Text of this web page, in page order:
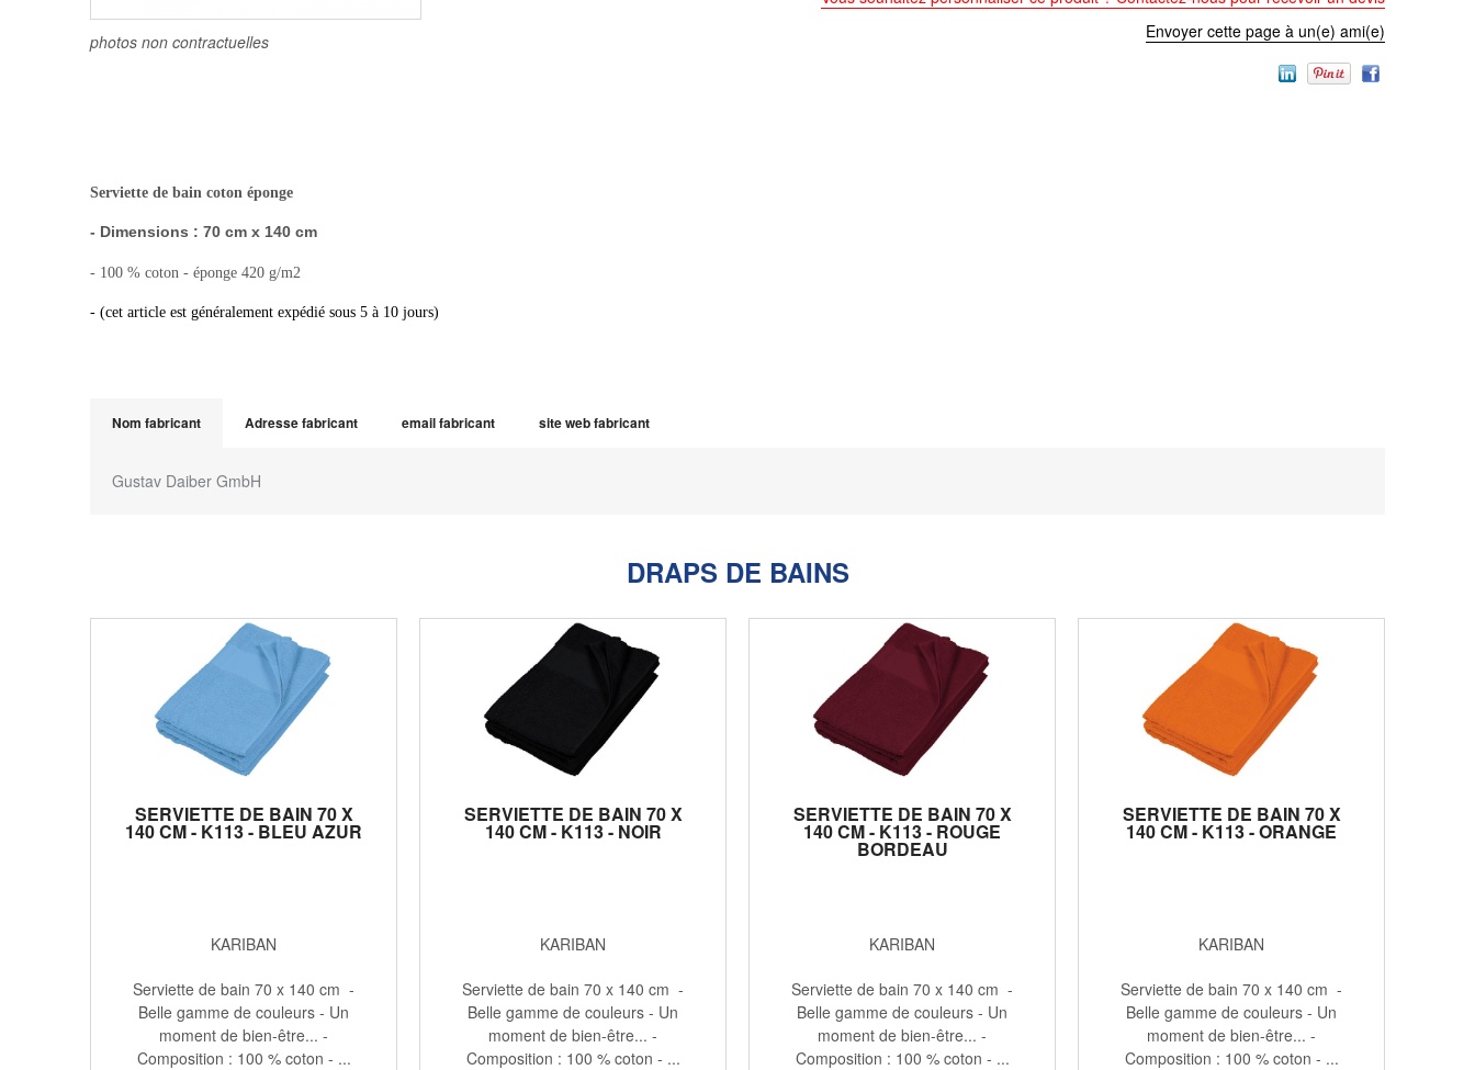
photos non contractuelles
Envoyer cette page à un(e) ami(e)
Serviette de bain coton éponge
- Dimensions : 70 cm x 140 cm
- 100 % coton - éponge 420 g/m2
- (cet article est généralement expédié sous 5 à 10 jours)
Nom fabricant Adresse fabricant email fabricant site web fabricant
Gustav Daiber GmbH
DRAPS DE BAINS
SERVIETTE DE BAIN 70 X
140 CM - K113 - BLEU AZUR
KARIBAN
Serviette de bain 70 x 140 cm -
Belle gamme de couleurs - Un
moment de bien-être... -
Composition : 100 % coton - ...
SERVIETTE DE BAIN 70 X
140 CM - K113 - NOIR
KARIBAN
Serviette de bain 70 x 140 cm -
Belle gamme de couleurs - Un
moment de bien-être... -
Composition : 100 % coton - ...
SERVIETTE DE BAIN 70 X
140 CM - K113 - ROUGE
BORDEAU
KARIBAN
Serviette de bain 70 x 140 cm -
Belle gamme de couleurs - Un
moment de bien-être... -
Composition : 100 % coton - ...
SERVIETTE DE BAIN 70 X
140 CM - K113 - ORANGE
KARIBAN
Serviette de bain 70 x 140 cm -
Belle gamme de couleurs - Un
moment de bien-être... -
Composition : 100 % coton - ...